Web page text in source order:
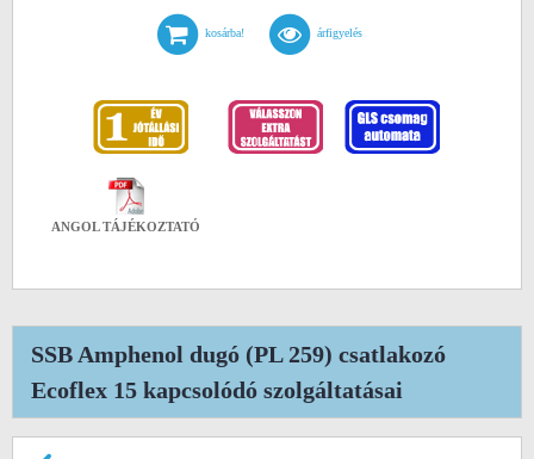
kosárba! árfigyelés
ANGOL TÁJÉKOZTATÓ
SSB Amphenol dugó (PL 259) csatlakozó
Ecoflex 15 kapcsolódó szolgáltatásai